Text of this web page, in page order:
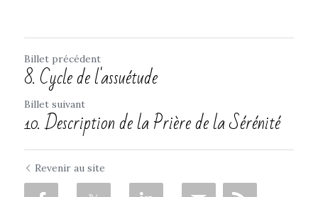
Billet précédent
8. Cycle de l'assuétude
Billet suivant
10. Description de la Prière de la Sérénité
Revenir au site